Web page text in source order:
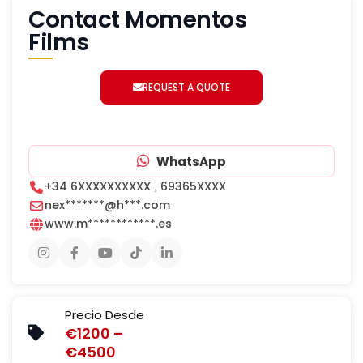
Contact Momentos
Films
REQUEST A QUOTE
WhatsApp
+34 6XXXXXXXXXX
69365XXXX
nex*******@h***.com
www.m************.es
Precio Desde
€1200 –
€4500